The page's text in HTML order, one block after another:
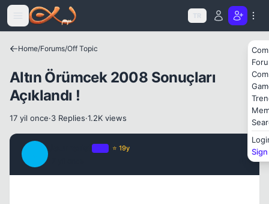
Icerige atla
TR
Home/Forums/Off Topic
Altın Örümcek 2008 Sonuçları
Açıklandı !
17 yil once·3 Replies·1.2K views
⭐ 19y